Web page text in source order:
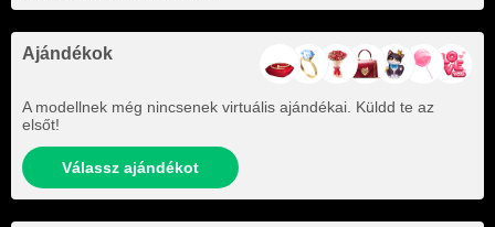
Ajándékok
A modellnek még nincsenek virtuális ajándékai. Küldd te az
elsőt!
Válassz ajándékot